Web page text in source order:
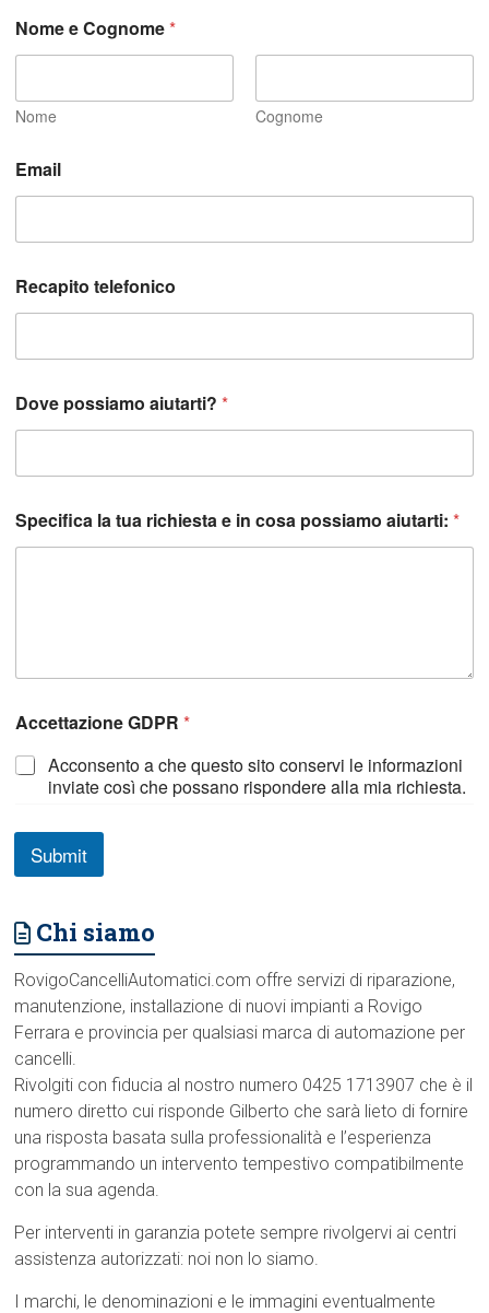
Nome e Cognome*
Nome Cognome
n
p
s
i
a
m
*
Email
Recapito telefonico
Dove possiamo aiutarti?*
Specifica la tua richiesta e in cosa possiamo aiutarti:*
Accettazione GDPR*
Acconsento a che questo sito conservi le informazioni
inviate così che possano rispondere alla mia richiesta.
Submit
Chi siamo
RovigoCancelliAutomatici.com offre servizi di riparazione,
manutenzione, installazione di nuovi impianti a Rovigo
Ferrara e provincia per qualsiasi marca di automazione per
cancelli.
Rivolgiti con fiducia al nostro numero 0425 1713907 che è il
numero diretto cui risponde Gilberto che sarà lieto di fornire
una risposta basata sulla professionalità e l’esperienza
programmando un intervento tempestivo compatibilmente
con la sua agenda.
Per interventi in garanzia potete sempre rivolgervi ai centri
assistenza autorizzati: noi non lo siamo.
I marchi, le denominazioni e le immagini eventualmente